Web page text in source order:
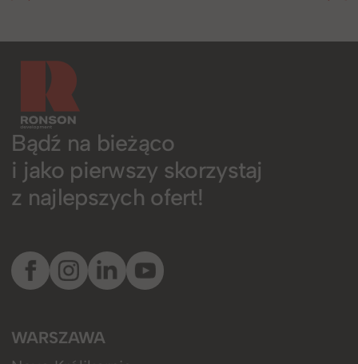
Bądź na bieżąco
i jako pierwszy skorzystaj
z najlepszych ofert!
WARSZAWA